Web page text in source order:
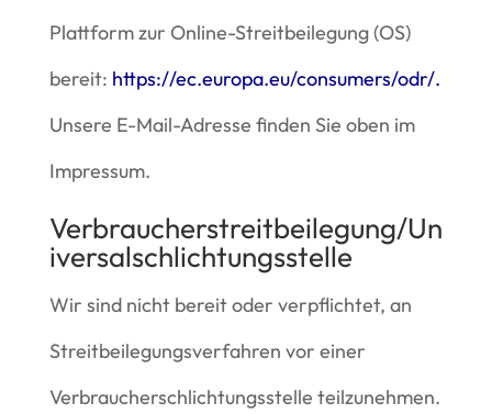
Plattform zur Online-Streitbeilegung (OS)
bereit: https://ec.europa.eu/consumers/odr/.
Unsere E-Mail-Adresse finden Sie oben im
Impressum.
Verbraucherstreitbeilegung/Un
iversalschlichtungsstelle
Wir sind nicht bereit oder verpflichtet, an
Streitbeilegungsverfahren vor einer
Verbraucherschlichtungsstelle teilzunehmen.